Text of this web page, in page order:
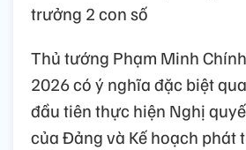
trưởng 2 con số
Thủ tướng Phạm Minh
2026 có ý nghĩa đặc biệt
đầu tiên thực hiện Nghị
của Đảng và Kế hoạch phát